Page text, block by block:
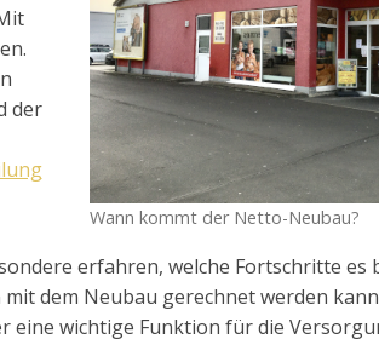
Wann kommt der Netto-Neubau?
der
erfahren, welche Fortschritte es
dem Neubau gerechnet werden
eine wichtige Funktion für die